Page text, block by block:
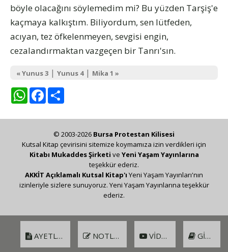
böyle olacağını söylemedim mi? Bu yüzden Tarşiş'e
kaçmaya kalkıştım. Biliyordum, sen lütfeden,
acıyan, tez öfkelenmeyen, sevgisi engin,
cezalandırmaktan vazgeçen bir Tanrı'sın.
« Yunus 3 | Yunus 4| Mika 1 »
WhatsAppFacebook
AYETLER NOTLAR VIDEO GIRIŞ
© 2003-2026 Bursa Protestan Kilisesi
Kutsal Kitap çevirisini sitemize koymamıza izin verdikleri için
Kitabı Mukaddes Şirketi ve Yeni Yaşam Yayınlarına
teşekkür ederiz.
AKKİT Açıklamalı Kutsal Kitap'ı Yeni Yaşam Yayınları'nın
izinleriyle sizlere sunuyoruz. Yeni Yaşam Yayınlarına teşekkür
ederiz.